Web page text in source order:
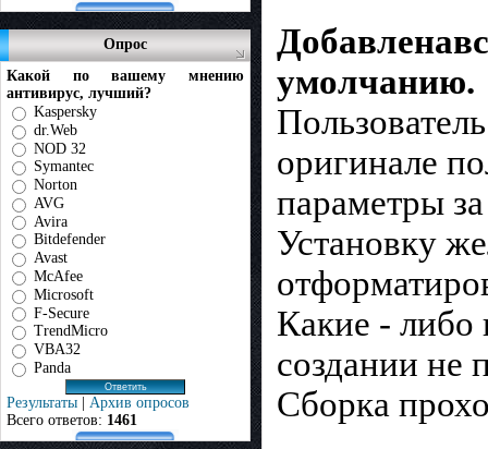
Опрос
Какой по вашему мнению
антивирус, лучший?
Kaspersky
dr.Web
NOD 32
Symantec
Norton
AVG
Avira
Bitdefender
Avast
McAfee
Microsoft
F-Secure
TrendMicro
VBA32
Panda
Результаты | Архив опросов
Всего ответов: 1461
умолчанию.
оригинале
параметры
Установку
Какие -
создании не
Сборка